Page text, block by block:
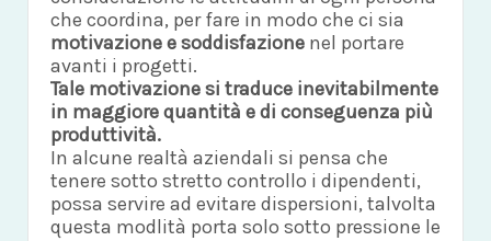
che coordina, per fare in modo che ci sia
motivazione e soddisfazione nel portare
avanti i progetti.
Tale motivazione si traduce inevitabilmente
in maggiore quantità e di conseguenza più
produttività.
In alcune realtà aziendali si pensa che
tenere sotto stretto controllo i dipendenti,
possa servire ad evitare dispersioni, talvolta
questa modlità porta solo sotto pressione le